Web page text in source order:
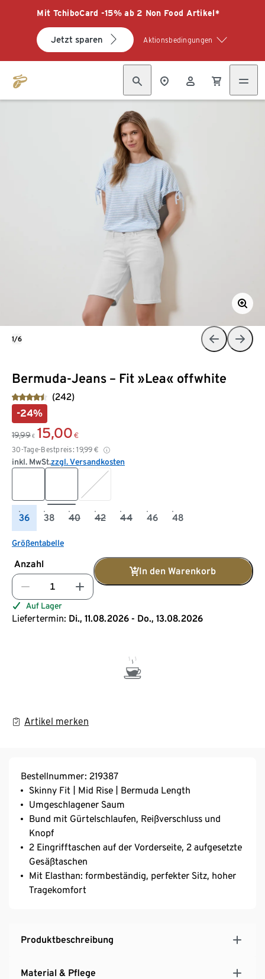
Mit TchiboCard -15% ab 2 Non Food Artikel*
Jetzt sparen Aktionsbedingungen
Bermuda-Jeans – Fit »Lea« offwhite
(242)
-24%
19,99 € 15,00 €
30-Tage-Bestpreis: 19,99 €
inkl. MwSt.zzgl. Versandkosten
36 38 40 42 44 46 48
Größentabelle
Anzahl
In den Warenkorb
Auf Lager
Liefertermin: Di., 11.08.2026 - Do., 13.08.2026
Artikel merken
1/6
Bestellnummer: 219387
Skinny Fit | Mid Rise | Bermuda Length
Umgeschlagener Saum
Bund mit Gürtelschlaufen, Reißverschluss und
Knopf
2 Eingrifftaschen auf der Vorderseite, 2 aufgesetzte
Gesäßtaschen
Mit Elasthan: formbeständig, perfekter Sitz, hoher
Tragekomfort
Produktbeschreibung
Material & Pflege